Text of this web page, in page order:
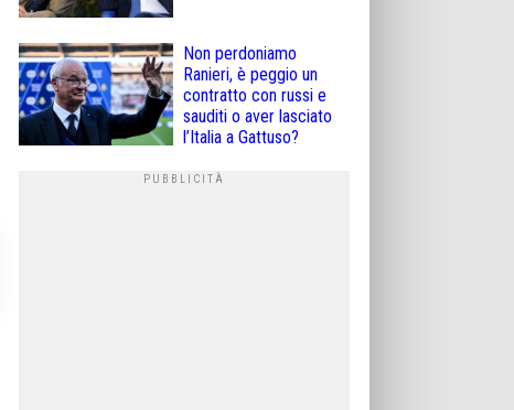
Non perdoniamo
Ranieri, è peggio un
contratto con russi e
sauditi o aver lasciato
l’Italia a Gattuso?